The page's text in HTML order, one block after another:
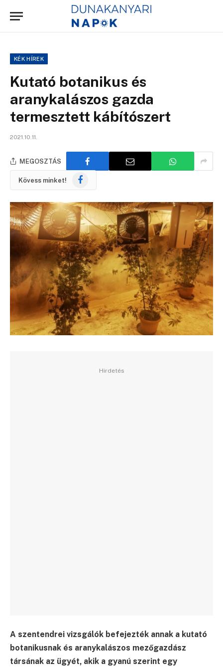
KÉK HÍREK
Kutató botanikus és
aranykalászos gazda
termesztett kábítószert
2021.10.11.
MEGOSZTÁS
Kövess minket! Facebook
Hirdetés
A szentendrei vizsgálók befejezték annak a kutató
botanikusnak és aranykalászos mezőgazdász
társának az ügyét, akik a gyanú szerint egy